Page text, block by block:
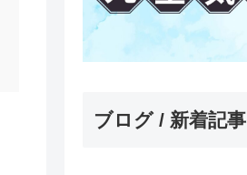
ブログ / 新着記事